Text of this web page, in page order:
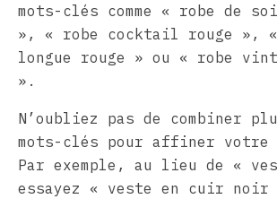
mots-clés comme « robe de
», « robe cocktail rouge »,
longue rouge » ou « robe
».
N’oubliez pas de combiner
mots-clés pour affiner votre
Par exemple, au lieu de «
essayez « veste en cuir